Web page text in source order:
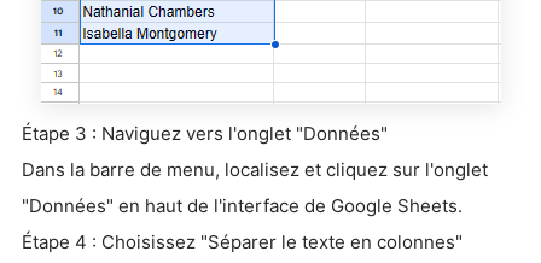
Étape 3 : Naviguez vers l'onglet "Données"
Dans la barre de menu, localisez et cliquez sur l'onglet
"Données" en haut de l'interface de Google Sheets.
Étape 4 : Choisissez "Séparer le texte en colonnes"